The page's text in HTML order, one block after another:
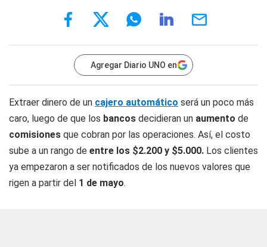
Agregar Diario UNO en
Extraer dinero de un cajero automático será un poco más
caro, luego de que los bancos decidieran un aumento de
comisiones que cobran por las operaciones. Así, el costo
sube a un rango de entre los $2.200 y $5.000. Los clientes
ya empezaron a ser notificados de los nuevos valores que
rigen a partir del 1 de mayo.